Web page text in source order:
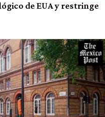
de EUA y restringe